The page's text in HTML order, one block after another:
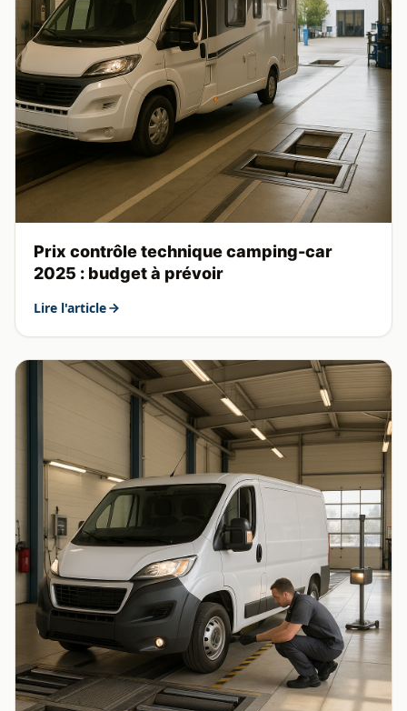
Prix contrôle technique camping-car
2025 : budget à prévoir
Lire l'article